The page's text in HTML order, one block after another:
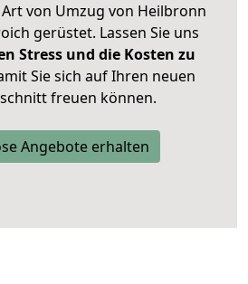
von Umzug von Heilbronn
gerüstet. Lassen Sie uns
Stress und die Kosten zu
Sie sich auf Ihren neuen
freuen können.
Angebote erhalten